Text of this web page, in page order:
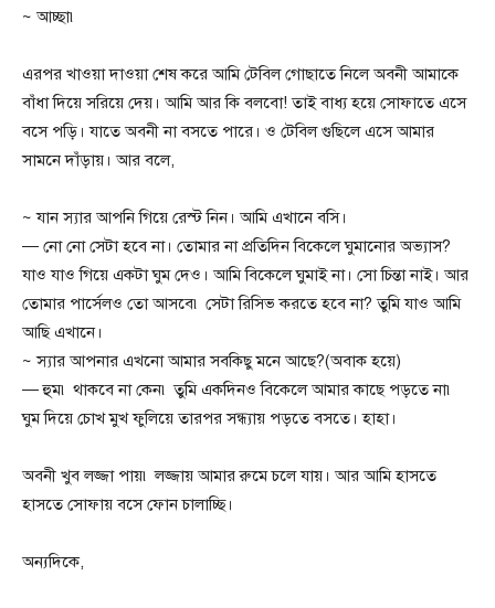
~ আচ্ছা৷
এরপর খাওয়া দাওয়া শেষ করে আমি টেবিল গোছাতে নিলে অবনী আমাকে
বাঁধা দিয়ে সরিয়ে দেয়। আমি আর কি বলবো! তাই বাধ্য হয়ে সোফাতে এসে
বসে পড়ি। যাতে অবনী না বসতে পারে। ও টেবিল গুছিলে এসে আমার
সামনে দাঁড়ায়। আর বলে,
~ যান স্যার আপনি গিয়ে রেস্ট নিন। আমি এখানে বসি।
— নো নো সেটা হবে না। তোমার না প্রতিদিন বিকেলে ঘুমানোর অভ্যাস?
যাও যাও গিয়ে একটা ঘুম দেও। আমি বিকেলে ঘুমাই না। সো চিন্তা নাই। আর
তোমার পার্সেলও তো আসবে৷ সেটা রিসিভ করতে হবে না? তুমি যাও আমি
আছি এখানে।
~ স্যার আপনার এখনো আমার সবকিছু মনে আছে?(অবাক হয়ে)
— হুম৷ থাকবে না কেন৷ তুমি একদিনও বিকেলে আমার কাছে পড়তে না৷
ঘুম দিয়ে চোখ মুখ ফুলিয়ে তারপর সন্ধ্যায় পড়তে বসতে। হাহা।
অবনী খুব লজ্জা পায়৷ লজ্জায় আমার রুমে চলে যায়। আর আমি হাসতে
হাসতে সোফায় বসে ফোন চালাচ্ছি।
অন্যদিকে,